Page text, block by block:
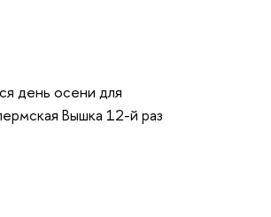
день осени для
Вышка 12-й раз